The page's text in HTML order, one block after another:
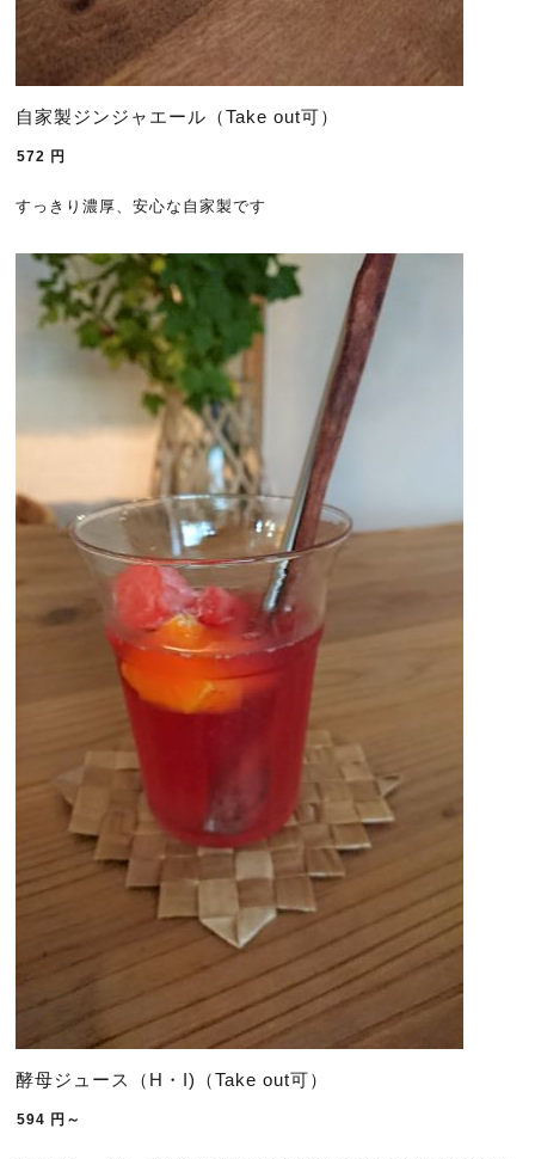
自家製ジンジャエール（Take out可）
572 円
すっきり濃厚、安心な自家製です
酵母ジュース（H・I)（Take out可）
594 円～